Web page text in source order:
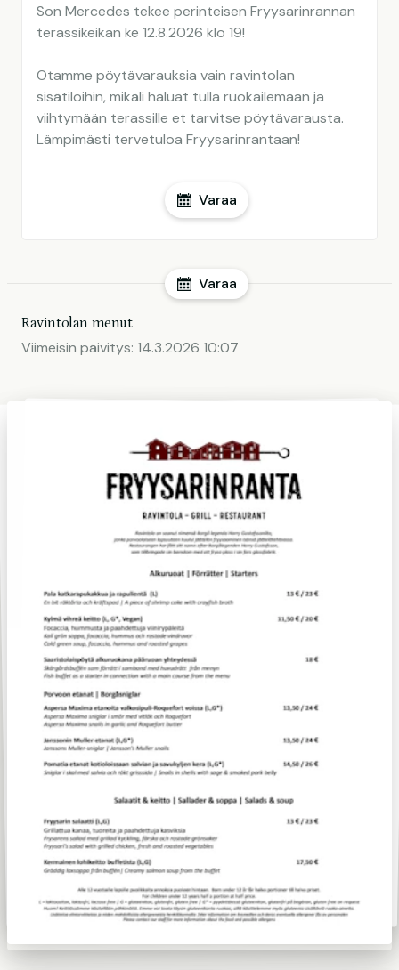
Son Mercedes tekee perinteisen Fryysarinrannan
terassikeikan ke 12.8.2026 klo 19!
Otamme pöytävarauksia vain ravintolan
sisätiloihin, mikäli haluat tulla ruokailemaan ja
viihtymään terassille et tarvitse pöytävarausta.
Lämpimästi tervetuloa Fryysarinrantaan!
Varaa
Varaa
Ravintolan menut
Viimeisin päivitys: 14.3.2026 10:07